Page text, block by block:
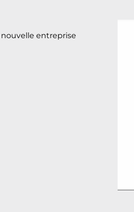
entreprise